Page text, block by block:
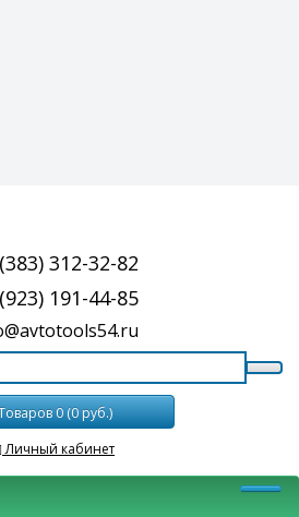
312-32-82
191-44-85
0 (0 руб.)
Личный кабинет